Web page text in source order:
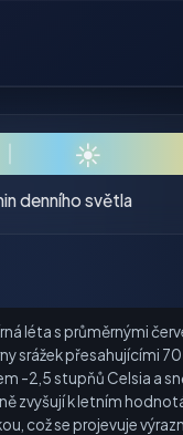
☀
denního světla
léta s průměrnými
srážek přesahujícími
-2,5 stupňů Celsia a
zvyšují k letním
což se projevuje